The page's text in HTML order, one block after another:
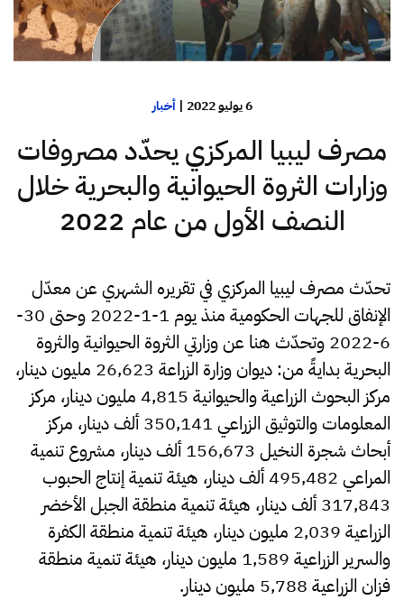
6 يوليو 2022 |أخبار
مصرف ليبيا المركزي يحدّد مصروفات
وزارات الثروة الحيوانية والبحرية خلال
النصف الأول من عام 2022
تحدّث مصرف ليبيا المركزي في تقريره الشهري عن معدّل
الإنفاق للجهات الحكومية منذ يوم 1-1-2022 وحتى 30-
6-2022 وتحدّث هنا عن وزارتي الثروة الحيوانية والثروة
البحرية بدايةً من: ديوان وزارة الزراعة 26,623 مليون دينار،
مركز البحوث الزراعية والحيوانية 4,815 مليون دينار، مركز
المعلومات والتوثيق الزراعي 350,141 ألف دينار، مركز
أبحاث شجرة النخيل 156,673 ألف دينار، مشروع تنمية
المراعي 495,482 ألف دينار، هيئة تنمية إنتاج الحبوب
317,843 ألف دينار، هيئة تنمية منطقة الجبل الأخضر
الزراعية 2,039 مليون دينار، هيئة تنمية منطقة الكفرة
والسرير الزراعية 1,589 مليون دينار، هيئة تنمية منطقة
فزان الزراعية 5,788 مليون دينار.